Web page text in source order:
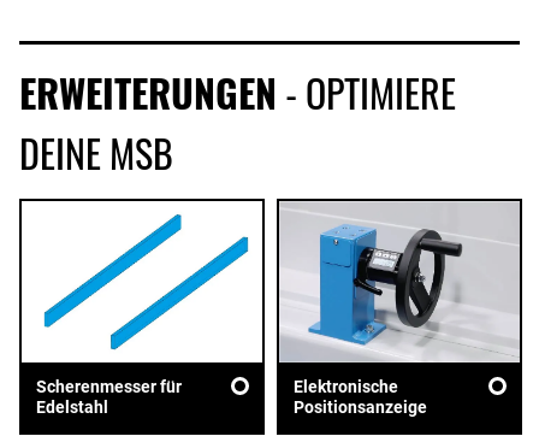
ERWEITERUNGEN - OPTIMIERE
DEINE MSB
Scherenmesser für
Edelstahl
Elektronische
Positionsanzeige